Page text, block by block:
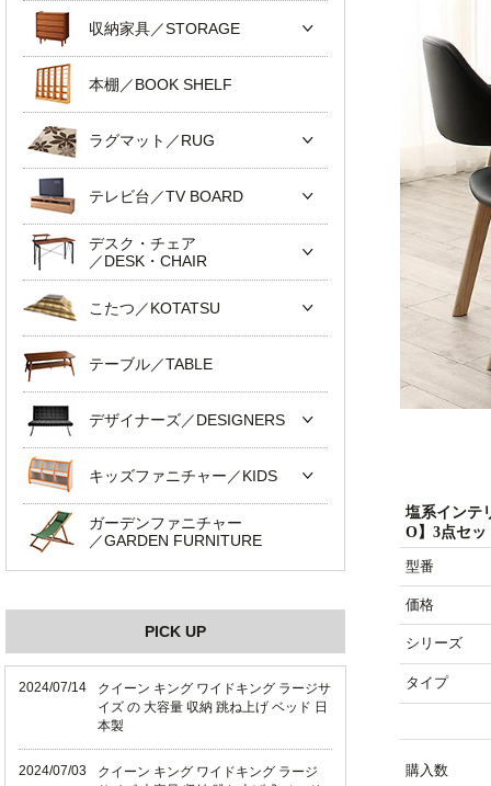
塩系インテ
O】3点セッ
型番
価格
シリーズ
タイプ
購入数
収納家具／STORAGE
本棚／BOOK SHELF
ラグマット／RUG
テレビ台／TV BOARD
デスク・チェア
／DESK・CHAIR
こたつ／KOTATSU
テーブル／TABLE
デザイナーズ／DESIGNERS
キッズファニチャー／KIDS
ガーデンファニチャー
／GARDEN FURNITURE
PICK UP
2024/07/14
クイーン キング ワイドキング ラージサ
イズ の 大容量 収納 跳ね上げ ベッド 日
本製
2024/07/03
クイーン キング ワイドキング ラージ